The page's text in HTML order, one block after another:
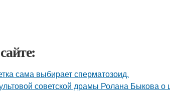
сама выбирает сперматозоид.
советской драмы Ролана Быкова о